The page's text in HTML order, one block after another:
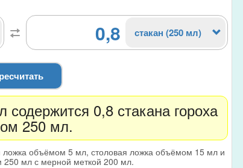
0,8 стакан (250 мл)
0,8 стакана гороха
250 мл.
ложка объёмом 5 мл, столовая ложка объёмом 15 мл и
250 мл с мерной меткой 200 мл.